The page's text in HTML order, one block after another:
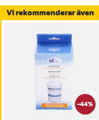
Vi rekommenderar även
-44%